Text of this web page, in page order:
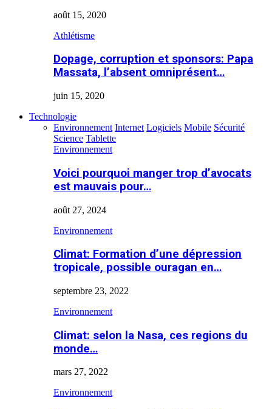
août 15, 2020
Athlétisme
Dopage, corruption et sponsors: Papa
Massata, l’absent omniprésent…
juin 15, 2020
Technologie
Environnement Internet Logiciels Mobile Sécurité
Science Tablette
Environnement
Voici pourquoi manger trop d’avocats
est mauvais pour…
août 27, 2024
Environnement
Climat: Formation d’une dépression
tropicale, possible ouragan en…
septembre 23, 2022
Environnement
Climat: selon la Nasa, ces regions du
monde…
mars 27, 2022
Environnement